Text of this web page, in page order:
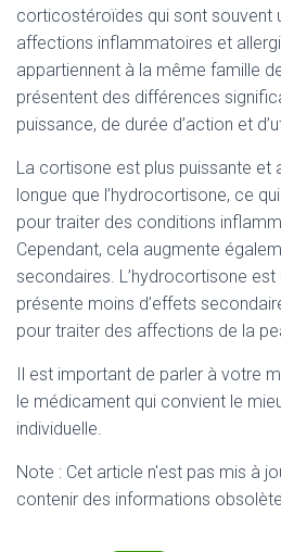
corticostéroïdes qui sont souvent
affections inflammatoires et
appartiennent à la même famille
présentent des différences
puissance, de durée d’action et
La cortisone est plus puissante et
longue que l’hydrocortisone, ce
pour traiter des conditions
Cependant, cela augmente
secondaires. L’hydrocortisone
présente moins d’effets
pour traiter des affections de la
Il est important de parler à votre
le médicament qui convient le
individuelle.
Note : Cet article n'est pas mis à
contenir des informations